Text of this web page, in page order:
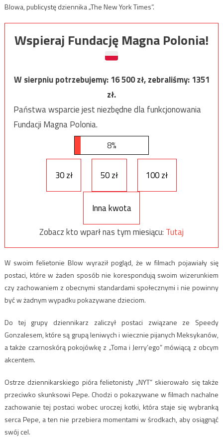
Blowa, publicystę dziennika „The New York Times”.
Wspieraj Fundację Magna Polonia!
W sierpniu potrzebujemy:16 500zł, zebraliśmy:1351
zł.
Państwa wsparcie jest niezbędne dla funkcjonowania
Fundacji Magna Polonia.
8%
30 zł 50 zł 100 zł
Inna kwota
Zobacz kto wparł nas tym miesiącu: Tutaj
W swoim felietonie Blow wyraził pogląd, że w filmach pojawiały się
postaci, które w żaden sposób nie korespondują swoim wizerunkiem
czy zachowaniem z obecnymi standardami społecznymi i nie powinny
być w żadnym wypadku pokazywane dzieciom.
Do tej grupy dziennikarz zaliczył postaci związane ze Speedy
Gonzalesem, które są grupą leniwych i wiecznie pijanych Meksykanów,
a także czarnoskórą pokojówkę z „Toma i Jerry’ego” mówiącą z obcym
akcentem.
Ostrze dziennikarskiego pióra felietonisty „NYT” skierowało się także
przeciwko skunksowi Pepe. Chodzi o pokazywane w filmach nachalne
zachowanie tej postaci wobec uroczej kotki, która staje się wybranką
serca Pepe, a ten nie przebiera momentami w środkach, aby osiągnąć
swój cel.